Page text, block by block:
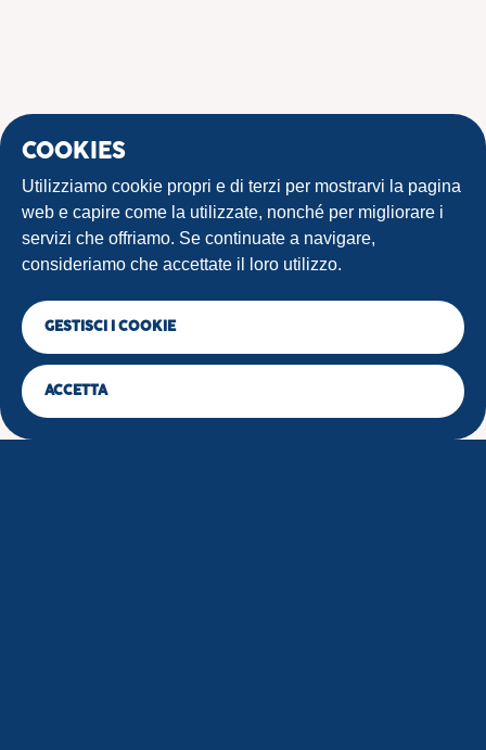
COOKIES
Utilizziamo cookie propri e di terzi per mostrarvi la pagina
web e capire come la utilizzate, nonché per migliorare i
servizi che offriamo. Se continuate a navigare,
consideriamo che accettate il loro utilizzo.
GESTISCI I COOKIE
ACCETTA